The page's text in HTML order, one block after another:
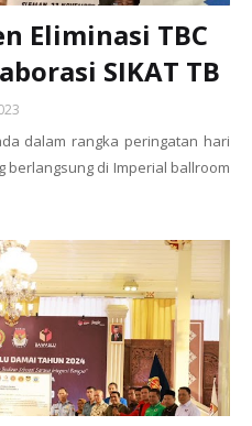
Eliminasi TBC
SIKAT TB
dalam rangka peringatan hari
berlangsung di Imperial ballroom